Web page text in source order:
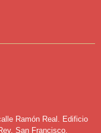
Ramón Real. Edificio
San Francisco.